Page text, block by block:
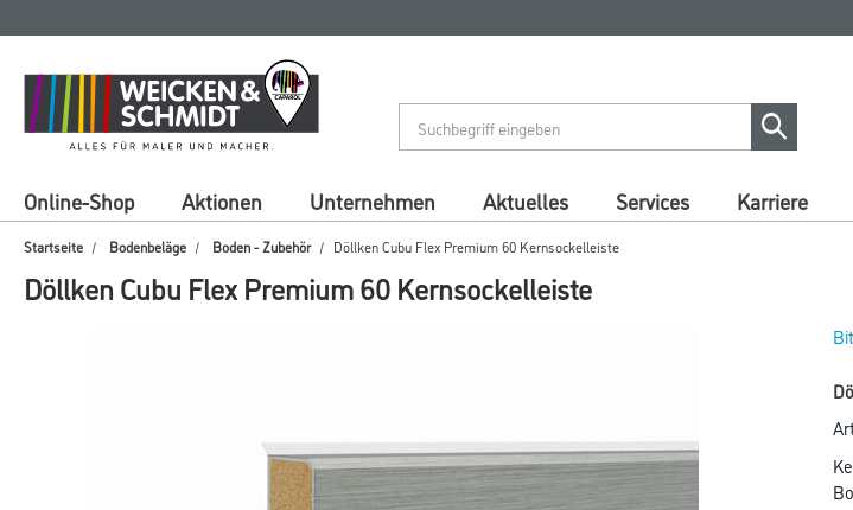
springen
springen
Online-Shop Aktionen Unternehmen Aktuelles Services Karriere
Startseite Bodenbeläge Boden - Zubehör Döllken Cubu Flex Premium 60 Kernsockelleiste
Döllken Cubu Flex Premium 60 Kernsockelleiste